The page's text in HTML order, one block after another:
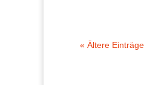
« Ältere Einträge